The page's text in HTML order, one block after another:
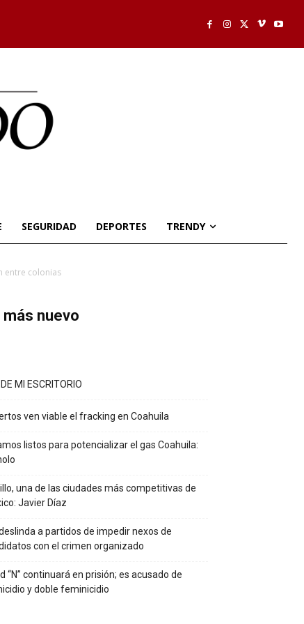
SEGURIDAD DEPORTES TRENDY
entre colonias
más nuevo
MI ESCRITORIO
ven viable el fracking en Coahuila
listos para potencializar el gas Coahuila:
una de las ciudades más competitivas de
Javier Díaz
deslinda a partidos de impedir nexos de
con el crimen organizado
“N” continuará en prisión; es acusado de
y doble feminicidio